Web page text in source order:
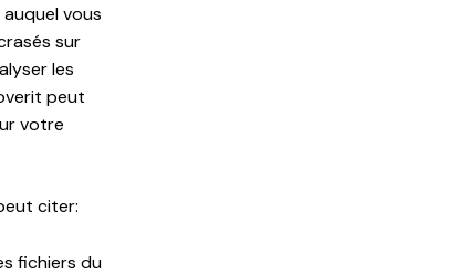
vous
sur
les
peut
votre
citer:
fichiers du